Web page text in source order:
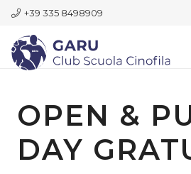
+39 335 8498909
OPEN &
DAY